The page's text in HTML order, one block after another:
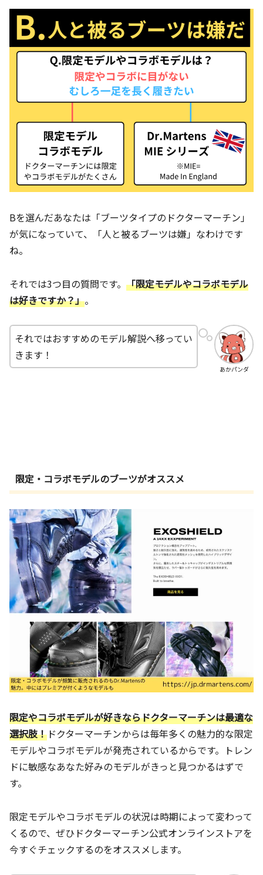
Bを選んだあなたは「ブーツタイプのドクターマーチン」
が気になっていて、「人と被るブーツは嫌」なわけです
ね。
それでは3つ目の質問です。 「限定モデルやコラボモデル
は好きですか？」。
あかパンダ
それではおすすめのモデル解説へ移ってい
きます！
限定・コラボモデルのブーツがオススメ
限定やコラボモデルが好きならドクターマーチンは最適な
選択肢！ドクターマーチンからは毎年多くの魅力的な限定
モデルやコラボモデルが発売されているからです。トレン
ドに敏感なあなた好みのモデルがきっと見つかるはずで
す。
限定モデルやコラボモデルの状況は時期によって変わって
くるので、ぜひドクターマーチン公式オンラインストアを
今すぐチェックするのをオススメします。